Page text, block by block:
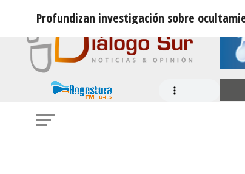
Profundizan investigación sobre
Profundizan investigación